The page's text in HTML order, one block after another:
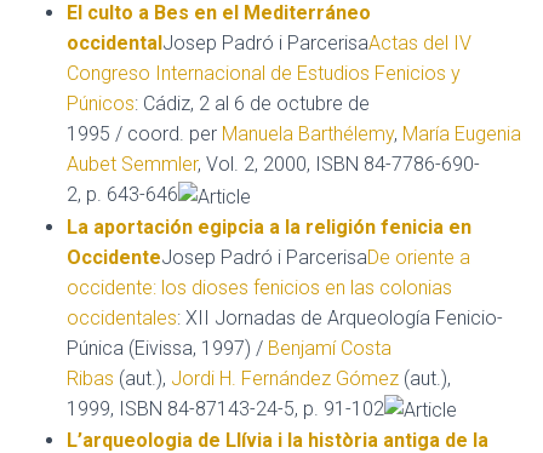
El culto a Bes en el Mediterráneo
occidental Josep Padró i ParcerisaActas del IV
Congreso Internacional de Estudios Fenicios y
Púnicos: Cádiz, 2 al 6 de octubre de
1995 / coord. per Manuela Barthélemy, María Eugenia
Aubet Semmler, Vol. 2, 2000, ISBN 84-7786-690-
2, p. 643-646
La aportación egipcia a la religión fenicia en
OccidenteJosep Padró i ParcerisaDe oriente a
occidente: los dioses fenicios en las colonias
occidentales: XII Jornadas de Arqueología Fenicio-
Púnica (Eivissa, 1997) / Benjamí Costa
Ribas (aut.), Jordi H. Fernández Gómez (aut.),
1999, ISBN 84-87143-24-5, p. 91-102
L’arqueologia de Llívia i la història antiga de la